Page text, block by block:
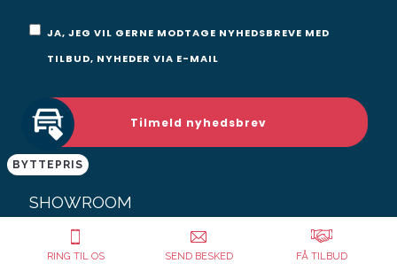
Samtykke
JA, JEG VIL GERNE MODTAGE NYHEDSBREVE MED
TILBUD, NYHEDER VIA E-MAIL
SHOWROOM
BYTTEPRIS